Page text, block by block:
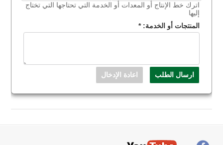
اترك خط الإنتاج أو المعدات أو الخدمة التي تحتاجها التي تختاج
إليها
المنتجات أو الخدمة:*